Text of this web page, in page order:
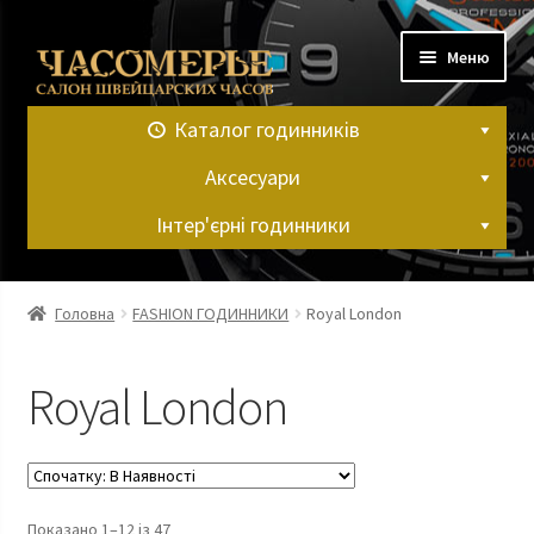
до
навігації
до
вмісту
Меню
Каталог годинників
Аксесуари
Інтер'єрні годинники
Головна
Кошик
Мій аккаунт
Головна FASHION ГОДИННИКИ Royal London
Royal London
Показано 1–12 із 47